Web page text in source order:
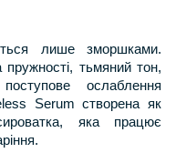
лише зморшками.
тьмяний тон,
ослаблення
Serum створена як
яка працює